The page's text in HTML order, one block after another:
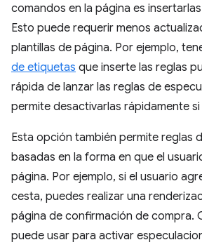
comandos en la página es
Esto puede requerir menos
plantillas de página. Por ejemplo,
de etiquetas que inserte las reglas
rápida de lanzar las reglas de
permite desactivarlas rápidamente
Esta opción también permite reglas
basadas en la forma en que el
página. Por ejemplo, si el usuario
cesta, puedes realizar una
página de confirmación de compra.
puede usar para activar